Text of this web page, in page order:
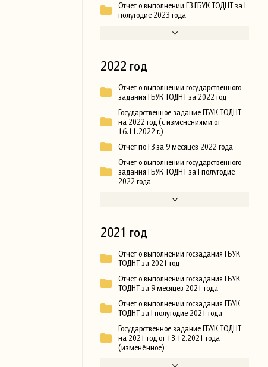
Отчет о выполнении ГЗ ГБУК ТОДНТ за I
полугодие 2023 года
2022 год
Отчет о выполнении государственного
задания ГБУК ТОДНТ за 2022 год
Государственное задание ГБУК ТОДНТ
на 2022 год (с изменениями от
16.11.2022 г.)
Отчет по ГЗ за 9 месяцев 2022 года
Отчет о выполнении государственного
задания ГБУК ТОДНТ за I полугодие
2022 года
2021 год
Отчет о выполнении госзадания ГБУК
ТОДНТ за 2021 год
Отчет о выполнении госзадания ГБУК
ТОДНТ за 9 месяцев 2021 года
Отчет о выполнении госзадания ГБУК
ТОДНТ за I полугодие 2021 года
Государственное задание ГБУК ТОДНТ
на 2021 год от 13.12.2021 года
(изменённое)